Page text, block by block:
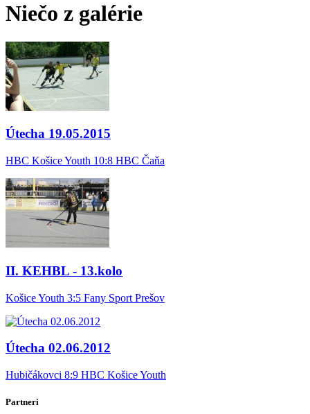
Niečo z galérie
Útecha 19.05.2015
HBC Košice Youth 10:8 HBC Čaňa
II. KEHBL - 13.kolo
Košice Youth 3:5 Fany Sport Prešov
Útecha 02.06.2012
Hubičákovci 8:9 HBC Košice Youth
Partneri